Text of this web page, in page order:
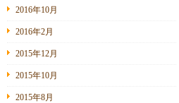
2016年10月
2016年2月
2015年12月
2015年10月
2015年8月